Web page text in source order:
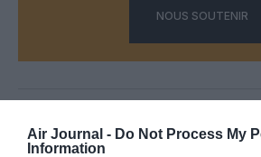
Air Journal - Do Not Process My
Information
NOUS SOUTENIR
PARTAGER